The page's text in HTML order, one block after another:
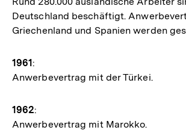
Deutschland beschäftigt.
Griechenland und Spanien werden
1961:
Anwerbevertrag mit der Türkei.
1962:
Anwerbevertrag mit Marokko.